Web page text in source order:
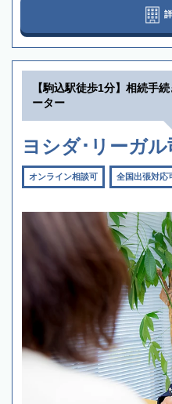
【駒込駅徒歩1分】相続手
ーター
ヨシダ･リーガル
オンライン相談可 全国出張対応